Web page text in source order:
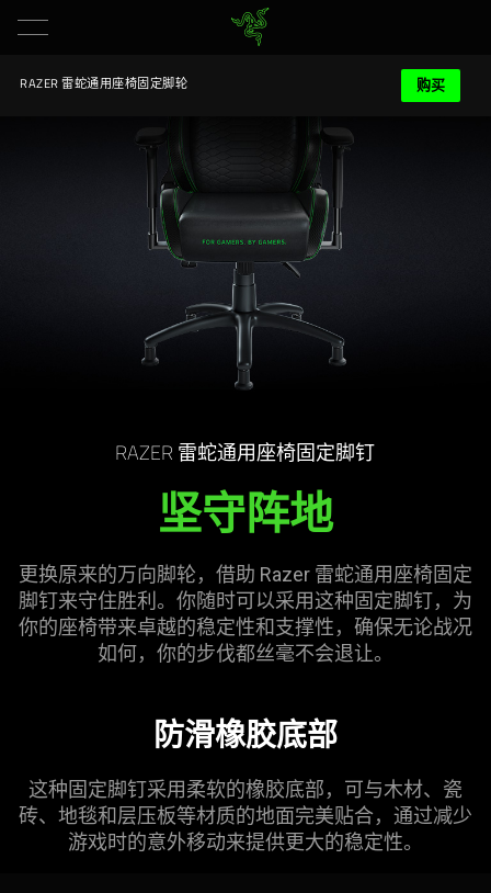
RAZER 雷蛇通用座椅固定脚轮 购买
RAZER 雷蛇通用座椅固定脚钉
坚守阵地
更换原来的万向脚轮，借助 Razer 雷蛇通用座椅固定
脚钉来守住胜利。你随时可以采用这种固定脚钉，为
你的座椅带来卓越的稳定性和支撑性，确保无论战况
如何，你的步伐都丝毫不会退让。
防滑橡胶底部
这种固定脚钉采用柔软的橡胶底部，可与木材、瓷
砖、地毯和层压板等材质的地面完美贴合，通过减少
游戏时的意外移动来提供更大的稳定性。